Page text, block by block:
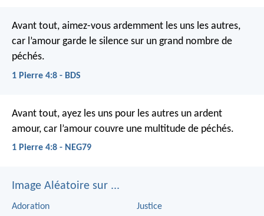
Avant tout, aimez-vous ardemment les uns les autres,
car l’amour garde le silence sur un grand nombre de
péchés.
1 Pierre 4:8 - BDS
Avant tout, ayez les uns pour les autres un ardent
amour, car l’amour couvre une multitude de péchés.
1 Pierre 4:8 - NEG79
Image Aléatoire sur ...
Adoration
Justice